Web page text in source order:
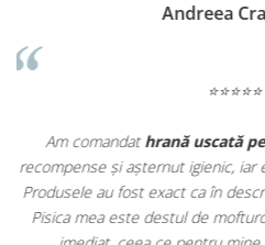
Madalina
Apreciez foarte mult faptul că pe
doar hrană, ci și produse
antiparazitare, suplimente și
comod să pot comanda tot ce